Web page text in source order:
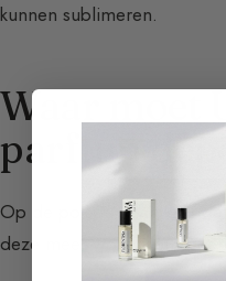
kunnen sublimeren.
Waar moet
parfum
Op de polspunten, waar de
deze meer wordt